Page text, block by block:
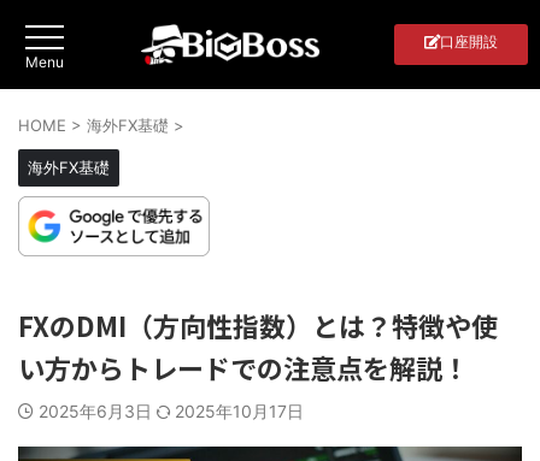
口座開設
HOME > 海外FX基礎 >
海外FX基礎
FXのDMI（方向性指数）とは？特徴や使
い方からトレードでの注意点を解説！
2025年6月3日 2025年10月17日